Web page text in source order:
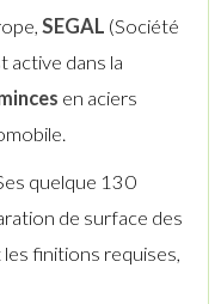
SEGAL (Société
active dans la
en aciers
quelque 130
de surface des
les finitions requises,